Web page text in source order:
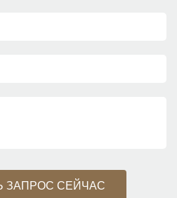
ЗАПРОС СЕЙЧАС